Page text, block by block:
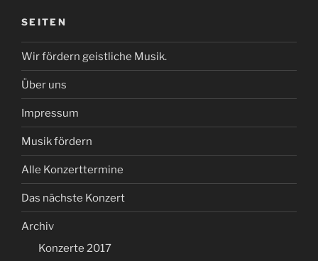
SEITEN
Wir fördern geistliche Musik.
Über uns
Impressum
Musik fördern
Alle Konzerttermine
Das nächste Konzert
Archiv
Konzerte 2017